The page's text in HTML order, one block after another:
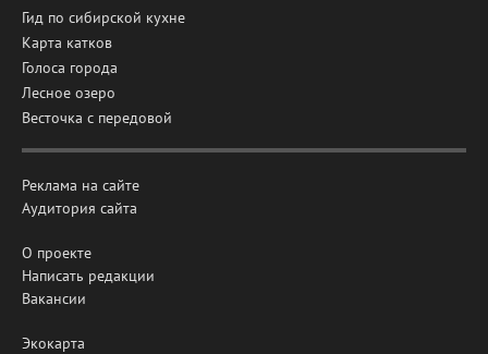
Гид по сибирской кухне
Карта катков
Голоса города
Лесное озеро
Весточка с передовой
Реклама на сайте
Аудитория сайта
О проекте
Написать редакции
Вакансии
Экокарта